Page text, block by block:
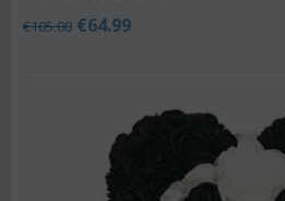
€105.00 €64.99